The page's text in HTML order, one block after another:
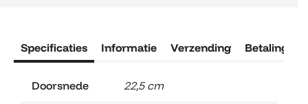
Specificaties Informatie Verzending Betaling
Doorsnede 22,5 cm